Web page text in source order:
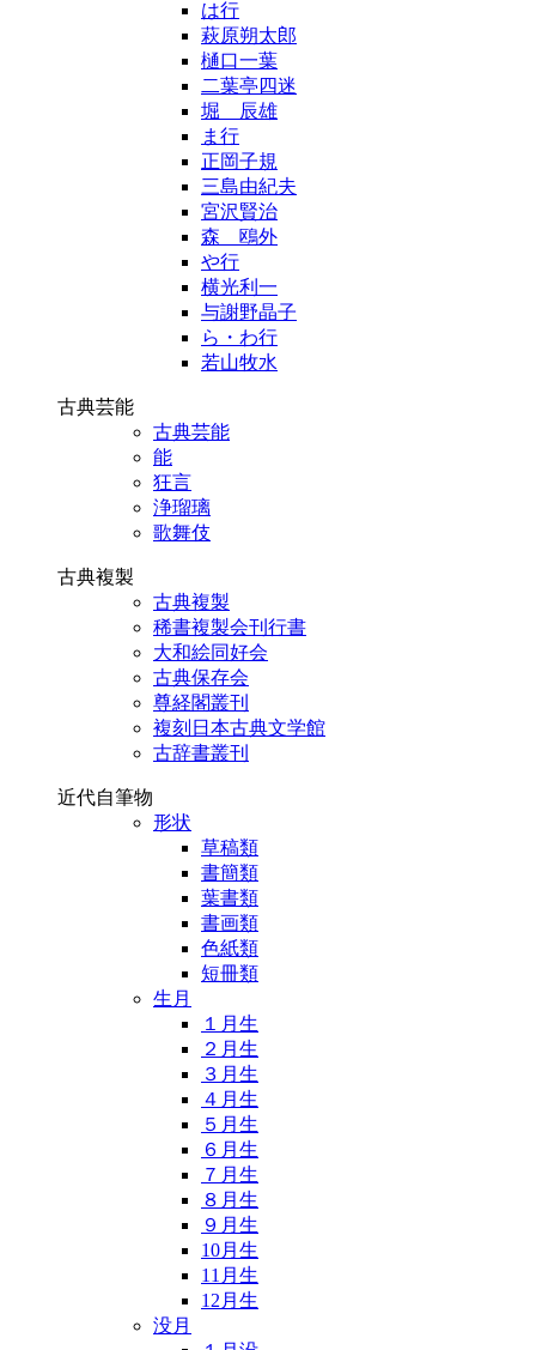
は行
萩原朔太郎
樋口一葉
二葉亭四迷
堀 辰雄
ま行
正岡子規
三島由紀夫
宮沢賢治
森 鴎外
や行
横光利一
与謝野晶子
ら・わ行
若山牧水
古典芸能
古典芸能
能
狂言
浄瑠璃
歌舞伎
古典複製
古典複製
稀書複製会刊行書
大和絵同好会
古典保存会
尊経閣叢刊
複刻日本古典文学館
古辞書叢刊
近代自筆物
形状
草稿類
書簡類
葉書類
書画類
色紙類
短冊類
生月
１月生
２月生
３月生
４月生
５月生
６月生
７月生
８月生
９月生
10月生
11月生
12月生
没月